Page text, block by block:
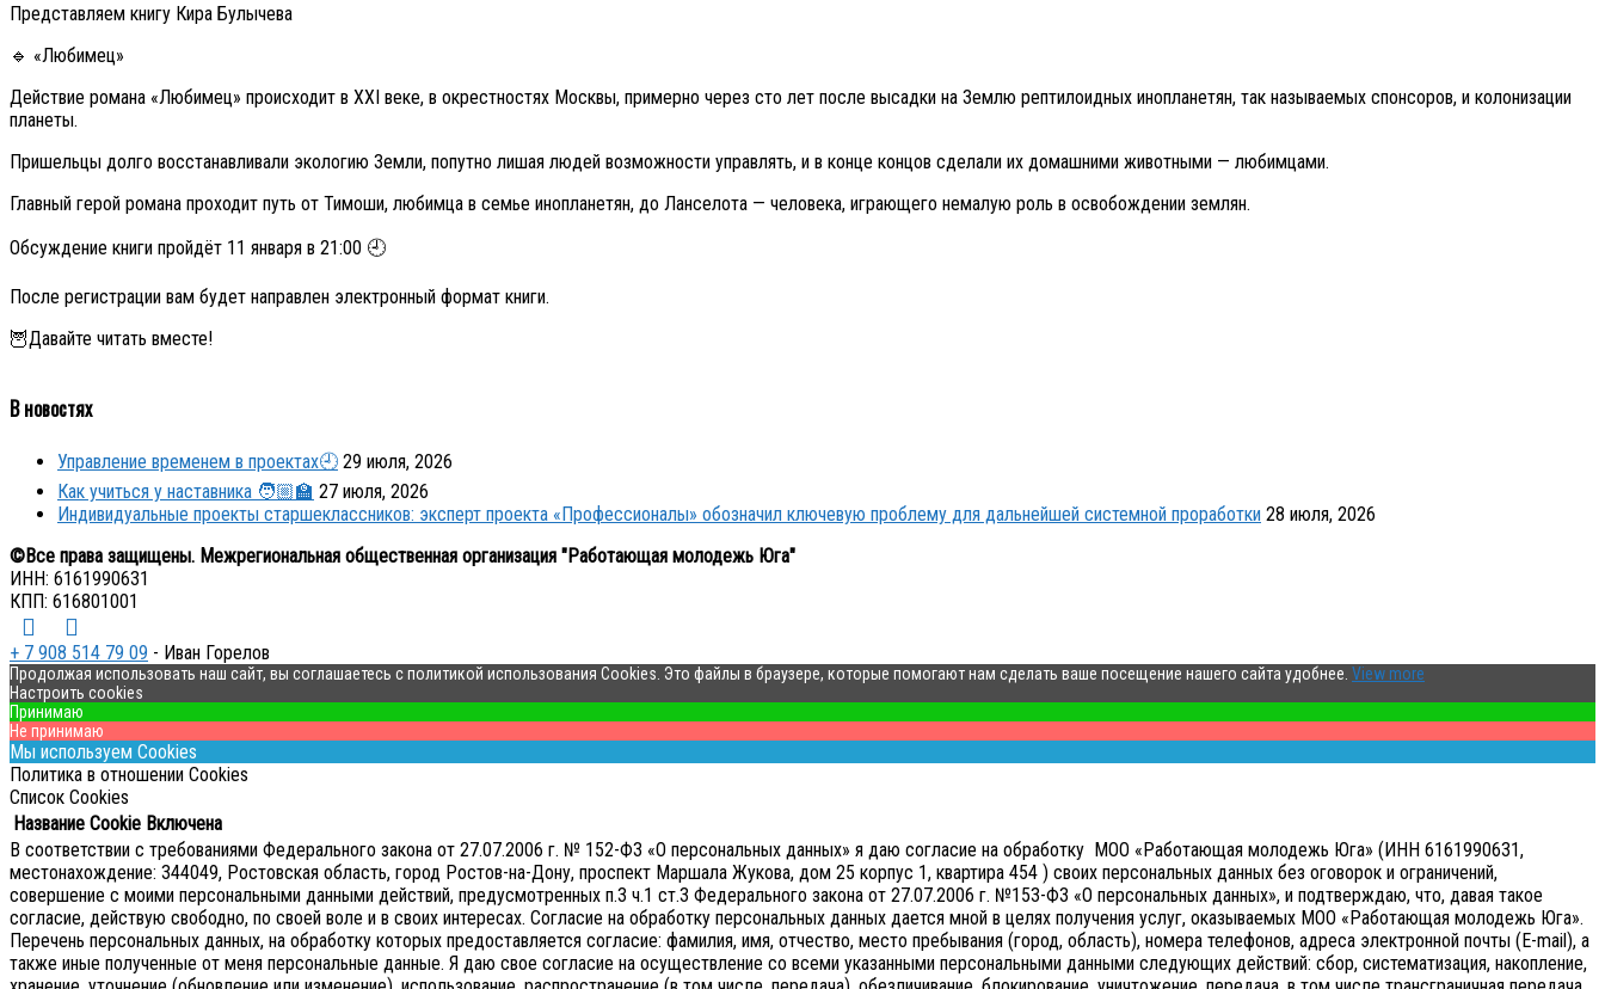
Представляем книгу Кира Булычева
🔹 «Любимец»
Действие романа «Любимец» происходит в XXI веке, в окрестностях Москвы, примерно через сто лет после высадки на Землю рептилоидных инопланетян, так называемых спонсоров, и колонизации
планеты.
Пришельцы долго восстанавливали экологию Земли, попутно лишая людей возможности управлять, и в конце концов сделали их домашними животными — любимцами.
Главный герой романа проходит путь от Тимоши, любимца в семье инопланетян, до Ланселота — человека, играющего немалую роль в освобождении землян.
Обсуждение книги пройдёт 11 января в 21:00 🕘
После регистрации вам будет направлен электронный формат книги.
🦉Давайте читать вместе!
В новостях
Управление временем в проектах🕘 29 июля, 2026
Как учиться у наставника 🧑🏼‍🏫 27 июля, 2026
Индивидуальные проекты старшеклассников: эксперт проекта «Профессионалы» обозначил ключевую проблему для дальнейшей системной проработки 28 июля, 2026
©Все права защищены. Межрегиональная общественная организация "Работающая молодежь Юга"
ИНН: 6161990631
КПП: 616801001
+ 7 908 514 79 09 - Иван Горелов
Продолжая использовать наш сайт, вы соглашаетесь с политикой использования Cookies. Это файлы в браузере, которые помогают нам сделать ваше посещение нашего сайта удобнее. View more
Настроить cookies
Принимаю
Не принимаю
Мы используем Cookies
Политика в отношении Cookies
Список Cookies
Название Cookie Включена
В соответствии с требованиями Федерального закона от 27.07.2006 г. № 152-ФЗ «О персональных данных» я даю согласие на обработку МОО «Работающая молодежь Юга» (ИНН 6161990631,
местонахождение: 344049, Ростовская область, город Ростов-на-Дону, проспект Маршала Жукова, дом 25 корпус 1, квартира 454 ) своих персональных данных без оговорок и ограничений,
совершение с моими персональными данными действий, предусмотренных п.3 ч.1 ст.3 Федерального закона от 27.07.2006 г. №153-ФЗ «О персональных данных», и подтверждаю, что, давая такое
согласие, действую свободно, по своей воле и в своих интересах. Согласие на обработку персональных данных дается мной в целях получения услуг, оказываемых МОО «Работающая молодежь Юга».
Перечень персональных данных, на обработку которых предоставляется согласие: фамилия, имя, отчество, место пребывания (город, область), номера телефонов, адреса электронной почты (E-mail), а
также иные полученные от меня персональные данные. Я даю свое согласие на осуществление со всеми указанными персональными данными следующих действий: сбор, систематизация, накопление,